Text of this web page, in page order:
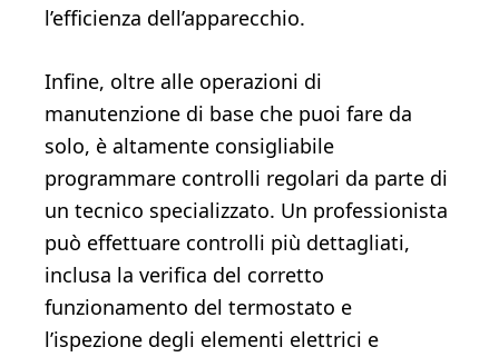
l’efficienza dell’apparecchio.
Infine, oltre alle operazioni di
manutenzione di base che puoi fare da
solo, è altamente consigliabile
programmare controlli regolari da parte di
un tecnico specializzato. Un professionista
può effettuare controlli più dettagliati,
inclusa la verifica del corretto
funzionamento del termostato e
l’ispezione degli elementi elettrici e